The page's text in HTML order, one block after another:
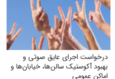
درخواست اجرای عایق صوتی و
بهبود آکوستیک سالن‌ها، خیابان‌ها و
اماکن عمومی